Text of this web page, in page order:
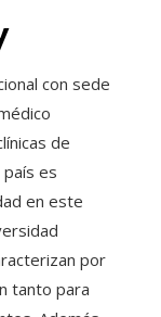
con sede
de
es
en este
por
tanto para